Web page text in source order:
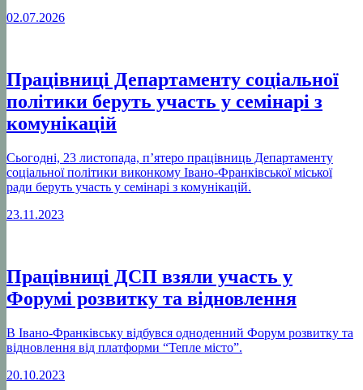
02.07.2026
Працівниці Департаменту соціальної
політики беруть участь у семінарі з
комунікацій
Сьогодні, 23 листопада, п’ятеро працівниць Департаменту
соціальної політики виконкому Івано-Франківської міської
ради беруть участь у семінарі з комунікацій.
23.11.2023
Працівниці ДСП взяли участь у
Форумі розвитку та відновлення
В Івано-Франківську відбувся одноденний Форум розвитку та
відновлення від платформи “Тепле місто”.
20.10.2023